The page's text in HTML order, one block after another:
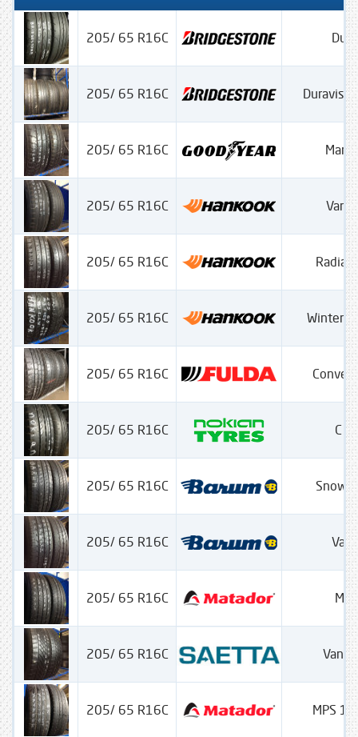
205/ 65 R16C
205/ 65 R16C Duravis
205/ 65 R16C
205/ 65 R16C
205/ 65 R16C Radial
205/ 65 R16C Winter
205/ 65 R16C Conveo
205/ 65 R16C C
205/ 65 R16C
205/ 65 R16C
205/ 65 R16C
205/ 65 R16C
205/ 65 R16C MPS